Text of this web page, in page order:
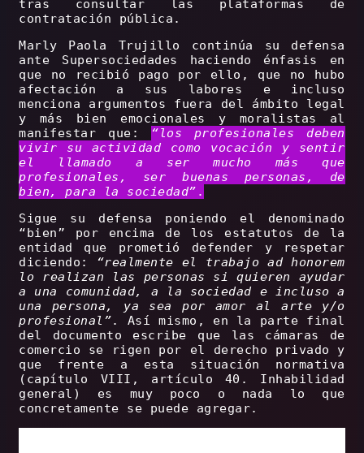
tras consultar las plataformas de
contratación pública.
Marly Paola Trujillo continúa su defensa
ante Supersociedades haciendo énfasis en
que no recibió pago por ello, que no hubo
afectación a sus labores e incluso
menciona argumentos fuera del ámbito legal
y más bien emocionales y moralistas al
manifestar que: “los profesionales deben
vivir su actividad como vocación y sentir
el llamado a ser mucho más que
profesionales, ser buenas personas, de
bien, para la sociedad” .
Sigue su defensa poniendo el denominado
“bien” por encima de los estatutos de la
entidad que prometió defender y respetar
diciendo: “realmente el trabajo ad honorem
lo realizan las personas si quieren ayudar
a una comunidad, a la sociedad e incluso a
una persona, ya sea por amor al arte y/o
profesional”.
Así mismo, en la parte final
del documento escribe que las cámaras de
comercio se rigen por el derecho privado y
que frente a esta situación normativa
(capítulo VIII, artículo 40. Inhabilidad
general) es muy poco o nada lo que
concretamente se puede agregar.